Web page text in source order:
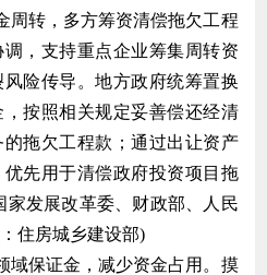
周转，多方筹资清偿拖欠工程
，支持重点企业筹集周转资
险传导。地方政府统筹置换
按照相关规定妥善偿还经清
拖欠工程款；通过出让资产
先用于清偿政府投资项目拖
家发展改革委、财政部、人民
住房城乡建设部)
域保证金，减少资金占用。摸